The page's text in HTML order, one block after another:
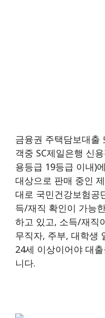
금융권 주택담보대출
객중 SC제일은행 신
용등급 19등급 이내)
대상으로 판매 중인
대로 국민건강보험공
득/재직 확인이 가능
하고 있고, 소득/재직
무직자, 주부, 대학생
24세 이상이어야 대
니다.